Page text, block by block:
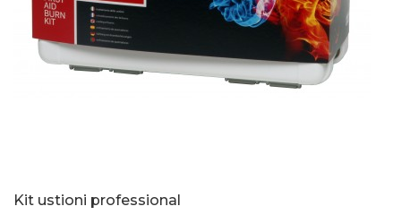
Kit ustioni professional